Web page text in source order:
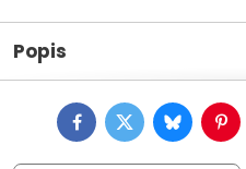
Popis
FacebookTwitterBluesky